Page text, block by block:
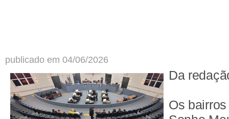
publicado em 04/06/2026
Da
Os